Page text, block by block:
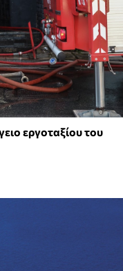
εργοταξίου του